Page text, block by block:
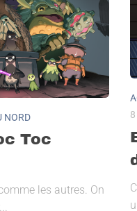
NORD
Toc
les autres. On